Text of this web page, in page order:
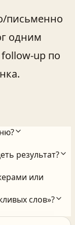
письменно
одним
up по
результат?
или
слов»?